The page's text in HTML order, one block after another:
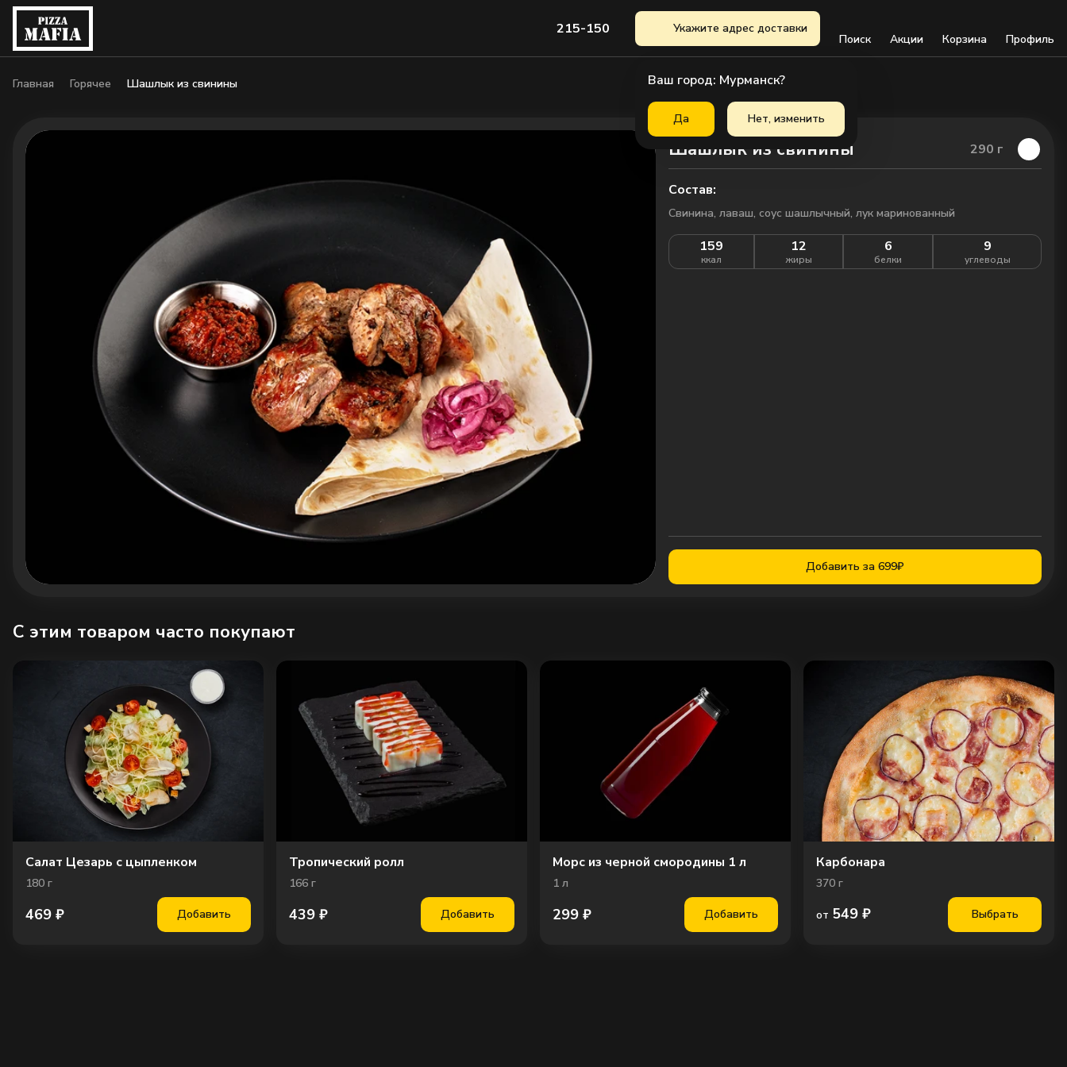
215-150 Укажите адрес доставки
Ваш город: Мурманск?
Да Нет, изменить
Поиск Акции Корзина Профиль
Главная Горячее Шашлык из свинины
Шашлык из свинины 290 г
Состав:
Свинина, лаваш, соус шашлычный, лук маринованный
159
ккал
12
жиры
6
белки
9
углеводы
Добавить за 699₽
C этим товаром часто покупают
Салат Цезарь с цыпленком
180 г
469 ₽ Добавить
Тропический ролл
166 г
439 ₽ Добавить
Морс из черной смородины 1 л
1 л
299 ₽ Добавить
Карбонара
370 г
от 549 ₽ Выбрать